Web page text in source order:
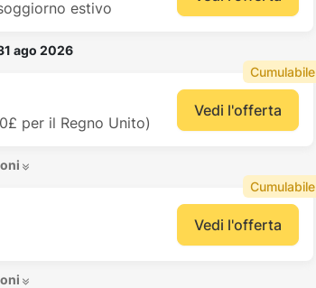
estivo
ago 2026
per il Regno Unito)
Vedi l'offerta
Cumulabile
Vedi l'offerta
Cumulabile